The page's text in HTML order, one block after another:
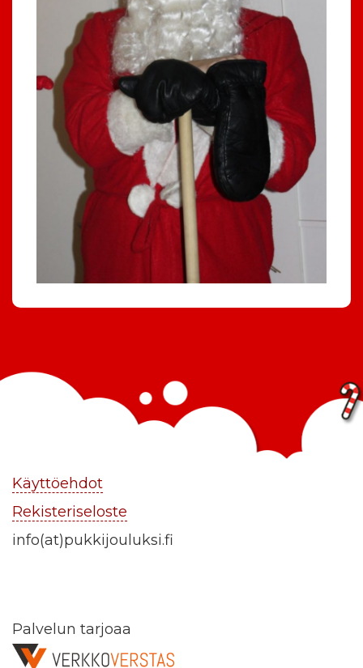
Käyttöehdot
Rekisteriseloste
info(at)pukkijouluksi.fi
Palvelun tarjoaa